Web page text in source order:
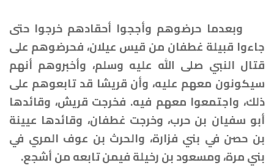
وبعدما حرضوهم وأججوا أحقادهم خرجوا حتى
جاءوا قبيلة غطفان من قيس عيلان، فحرضوهم على
قتال النبي صلى الله عليه وسلم، وأخبروهم أنهم
سيكونون معهم عليه، وأن قريشا قد تابعوهم على
ذلك، واجتمعوا معهم فيه. فخرجت قريش، وقائدها
أبو سفيان بن حرب، وخرجت غطفان، وقائدها عيينة
بن حصن في بني فزارة، والحرث بن عوف المري في
بني مرة، ومسعود بن رخيلة فيمن تابعه من أشجع.